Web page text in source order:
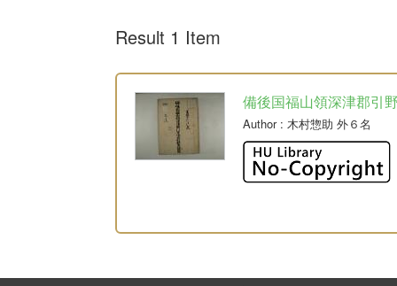
Result 1 Item
備後国福山領深津郡引
Author: 木村惣助 外６名